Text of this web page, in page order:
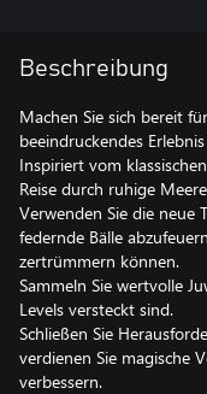
Beschreibung
Machen Sie sich bereit
beeindruckendes
Inspiriert vom
Reise durch ruhige
Verwenden Sie die neue
federnde Bälle
zertrümmern können.
Sammeln Sie wertvolle
Levels versteckt sind.
Schließen Sie
verdienen Sie magische
verbessern.